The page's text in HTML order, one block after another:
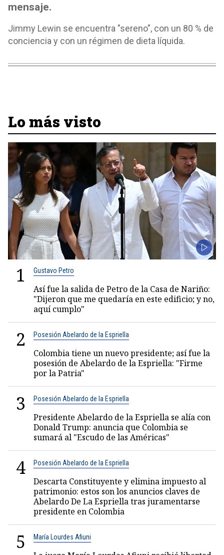
mensaje.
Jimmy Lewin se encuentra "sereno", con un 80 % de
conciencia y con un régimen de dieta líquida.
Lo más visto
1 Gustavo Petro
Así fue la salida de Petro de la Casa de Nariño:
"Dijeron que me quedaría en este edificio; y no,
aquí cumplo"
2 Posesión Abelardo de la Espriella
Colombia tiene un nuevo presidente; así fue la
posesión de Abelardo de la Espriella: "Firme
por la Patria"
3 Posesión Abelardo de la Espriella
Presidente Abelardo de la Espriella se alía con
Donald Trump: anuncia que Colombia se
sumará al "Escudo de las Américas"
4 Posesión Abelardo de la Espriella
Descarta Constituyente y elimina impuesto al
patrimonio: estos son los anuncios claves de
Abelardo De La Espriella tras juramentarse
presidente en Colombia
5 María Lourdes Afiuni